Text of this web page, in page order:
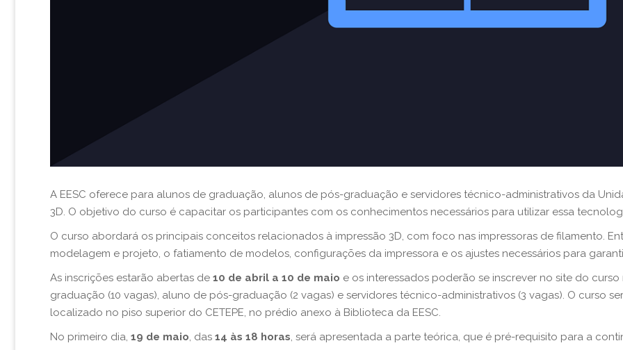
A EESC oferece para alunos de graduação, alunos de pós-graduação e servidores técnico-administrativos da
3D. O objetivo do curso é capacitar os participantes com os conhecimentos necessários para utilizar essa
O curso abordará os principais conceitos relacionados à impressão 3D, com foco nas impressoras de filamento.
modelagem e projeto, o fatiamento de modelos, configurações da impressora e os ajustes necessários para
As inscrições estarão abertas de 10 de abril a 10 de maio e os interessados poderão se inscrever no site do
graduação (10 vagas), aluno de pós-graduação (2 vagas) e servidores técnico-administrativos (3 vagas). O curso
localizado no piso superior do CETEPE, no prédio anexo à Biblioteca da EESC.
No primeiro dia, 19 de maio, das 14 às 18 horas, será apresentada a parte teórica, que é pré-requisito para a